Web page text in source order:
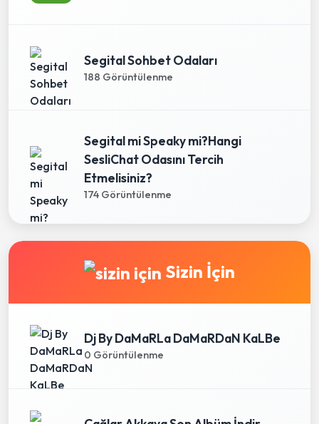
Segital Sohbet Odaları
188 Görüntülenme
Segital mi Speaky mi?Hangi
SesliChat Odasını Tercih
Etmelisiniz?
174 Görüntülenme
Sizin İçin
Dj By DaMaRLa DaMaRDaN KaLBe
0 Görüntülenme